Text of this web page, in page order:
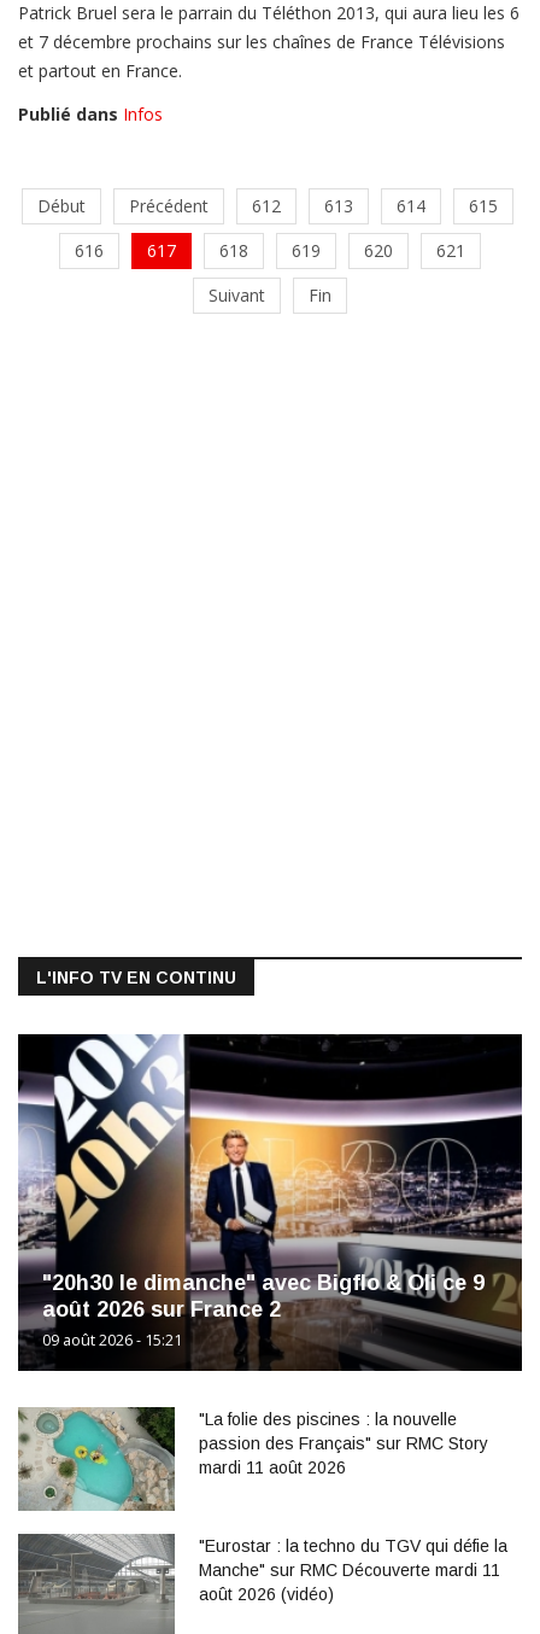
Patrick Bruel sera le parrain du Téléthon 2013, qui aura lieu les 6
et 7 décembre prochains sur les chaînes de France Télévisions
et partout en France.
Publié dans Infos
Début Précédent 612 613 614
615
616
617 618 619 620
621
Suivant
Fin
L'INFO TV EN CONTINU
"20h30 le dimanche" avec Bigflo & Oli ce 9
août 2026 sur France 2
09 août 2026 - 15:21
"La folie des piscines : la nouvelle
passion des Français" sur RMC Story
mardi 11 août 2026
"Eurostar : la techno du TGV qui défie la
Manche" sur RMC Découverte mardi 11
août 2026 (vidéo)